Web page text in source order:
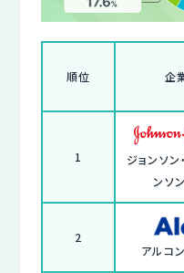
順位 企
1
ジョンソン
ンソ
2
アルコ